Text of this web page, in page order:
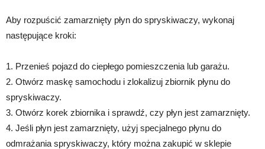
Aby rozpuścić zamarznięty płyn do spryskiwaczy, wykonaj
następujące kroki:
1. Przenieś pojazd do ciepłego pomieszczenia lub garażu.
2. Otwórz maskę samochodu i zlokalizuj zbiornik płynu do
spryskiwaczy.
3. Otwórz korek zbiornika i sprawdź, czy płyn jest zamarznięty.
4. Jeśli płyn jest zamarznięty, użyj specjalnego płynu do
odmrażania spryskiwaczy, który można zakupić w sklepie